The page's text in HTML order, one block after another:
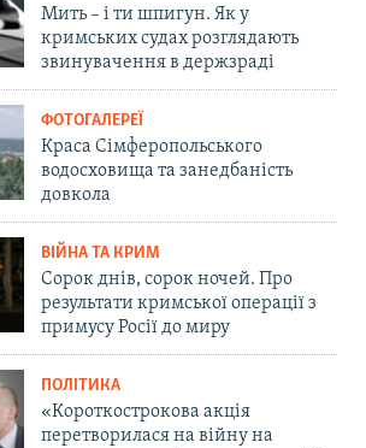
Мить – і ти шпигун. Як у
кримських судах розглядають
звинувачення в держзраді
ФОТОГАЛЕРЕЇ
Краса Сімферопольського
водосховища та занедбаність
довкола
ВІЙНА ТА КРИМ
Сорок днів, сорок ночей. Про
результати кримської операції з
примусу Росії до миру
ПОЛІТИКА
«Короткострокова акція
перетворилася на війну на